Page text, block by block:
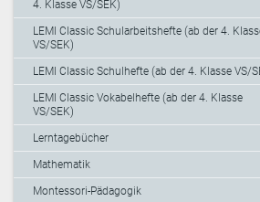
4. Klasse VS/SEK)
LEMI Classic Schularbeitshefte (ab der 4.
VS/SEK)
LEMI Classic Schulhefte (ab der 4. Klasse VS/
LEMI Classic Vokabelhefte (ab der 4. Klasse
VS/SEK)
Lerntagebücher
Mathematik
Montessori-Pädagogik